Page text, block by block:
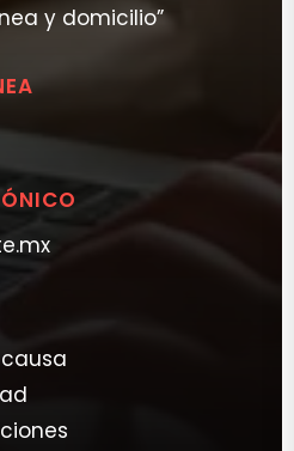
y domicilio”